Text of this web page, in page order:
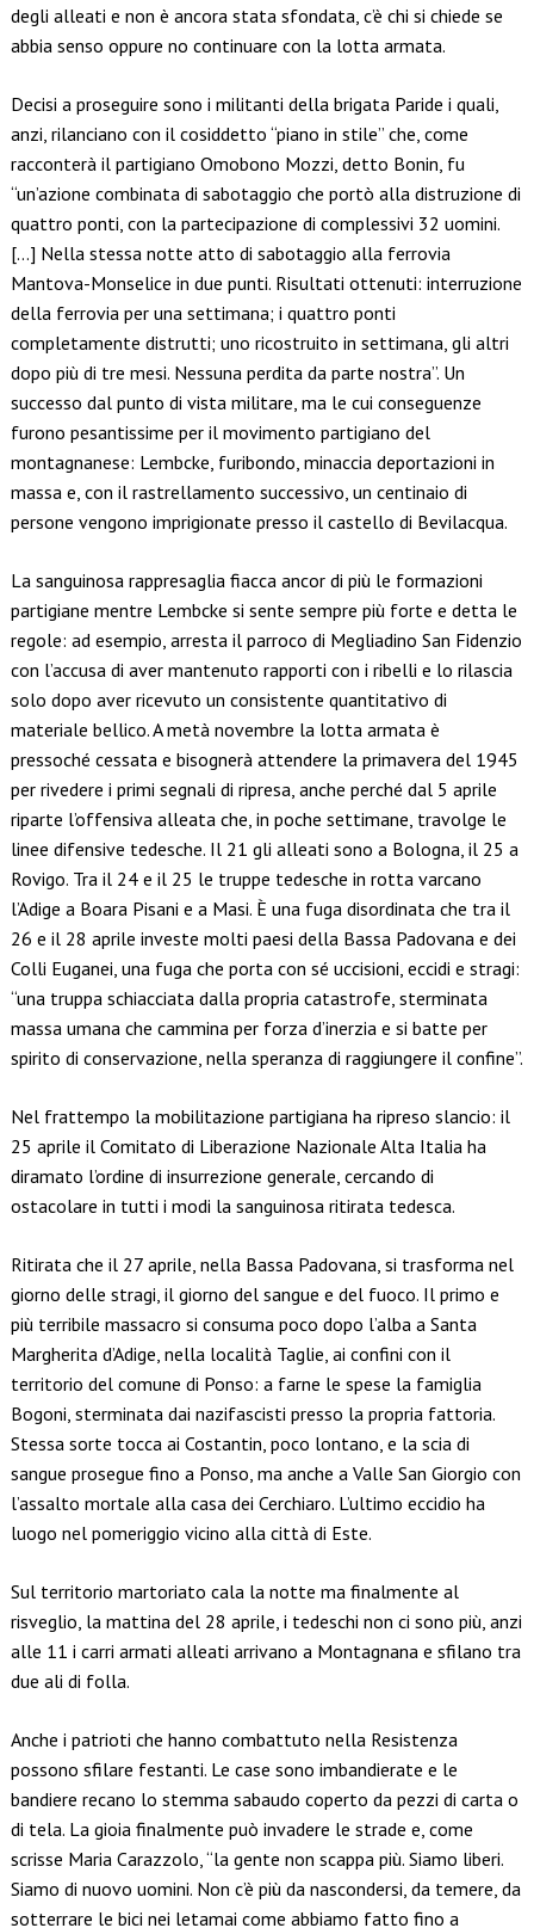
degli alleati e non è ancora stata sfondata, c’è chi si chiede se
abbia senso oppure no continuare con la lotta armata.
Decisi a proseguire sono i militanti della brigata Paride i quali,
anzi, rilanciano con il cosiddetto “piano in stile” che, come
racconterà il partigiano Omobono Mozzi, detto Bonin, fu
“un’azione combinata di sabotaggio che portò alla distruzione di
quattro ponti, con la partecipazione di complessivi 32 uomini.
[…] Nella stessa notte atto di sabotaggio alla ferrovia
Mantova-Monselice in due punti. Risultati ottenuti: interruzione
della ferrovia per una settimana; i quattro ponti
completamente distrutti; uno ricostruito in settimana, gli altri
dopo più di tre mesi. Nessuna perdita da parte nostra”. Un
successo dal punto di vista militare, ma le cui conseguenze
furono pesantissime per il movimento partigiano del
montagnanese: Lembcke, furibondo, minaccia deportazioni in
massa e, con il rastrellamento successivo, un centinaio di
persone vengono imprigionate presso il castello di Bevilacqua.
La sanguinosa rappresaglia fiacca ancor di più le formazioni
partigiane mentre Lembcke si sente sempre più forte e detta le
regole: ad esempio, arresta il parroco di Megliadino San Fidenzio
con l’accusa di aver mantenuto rapporti con i ribelli e lo rilascia
solo dopo aver ricevuto un consistente quantitativo di
materiale bellico. A metà novembre la lotta armata è
pressoché cessata e bisognerà attendere la primavera del 1945
per rivedere i primi segnali di ripresa, anche perché dal 5 aprile
riparte l’offensiva alleata che, in poche settimane, travolge le
linee difensive tedesche. Il 21 gli alleati sono a Bologna, il 25 a
Rovigo. Tra il 24 e il 25 le truppe tedesche in rotta varcano
l’Adige a Boara Pisani e a Masi. È una fuga disordinata che tra il
26 e il 28 aprile investe molti paesi della Bassa Padovana e dei
Colli Euganei, una fuga che porta con sé uccisioni, eccidi e stragi:
“una truppa schiacciata dalla propria catastrofe, sterminata
massa umana che cammina per forza d’inerzia e si batte per
spirito di conservazione, nella speranza di raggiungere il confine”.
Nel frattempo la mobilitazione partigiana ha ripreso slancio: il
25 aprile il Comitato di Liberazione Nazionale Alta Italia ha
diramato l’ordine di insurrezione generale, cercando di
ostacolare in tutti i modi la sanguinosa ritirata tedesca.
Ritirata che il 27 aprile, nella Bassa Padovana, si trasforma nel
giorno delle stragi, il giorno del sangue e del fuoco. Il primo e
più terribile massacro si consuma poco dopo l’alba a Santa
Margherita d’Adige, nella località Taglie, ai confini con il
territorio del comune di Ponso: a farne le spese la famiglia
Bogoni, sterminata dai nazifascisti presso la propria fattoria.
Stessa sorte tocca ai Costantin, poco lontano, e la scia di
sangue prosegue fino a Ponso, ma anche a Valle San Giorgio con
l’assalto mortale alla casa dei Cerchiaro. L’ultimo eccidio ha
luogo nel pomeriggio vicino alla città di Este.
Sul territorio martoriato cala la notte ma finalmente al
risveglio, la mattina del 28 aprile, i tedeschi non ci sono più, anzi
alle 11 i carri armati alleati arrivano a Montagnana e sfilano tra
due ali di folla.
Anche i patrioti che hanno combattuto nella Resistenza
possono sfilare festanti. Le case sono imbandierate e le
bandiere recano lo stemma sabaudo coperto da pezzi di carta o
di tela. La gioia finalmente può invadere le strade e, come
scrisse Maria Carazzolo, “la gente non scappa più. Siamo liberi.
Siamo di nuovo uomini. Non c’è più da nascondersi, da temere, da
sotterrare le bici nei letamai come abbiamo fatto fino a